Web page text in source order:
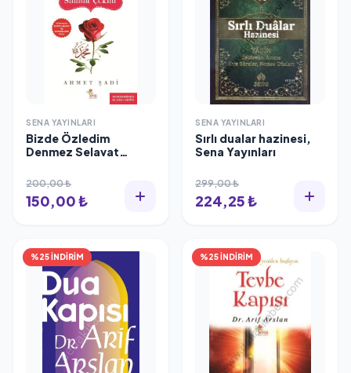
SENA YAYINLARI
Bizde Özledim
Denmez Selavat
200,00 ₺
150,00 ₺
SENA YAYINLARI
Sırlı dualar hazinesi,
Sena Yayınları
299,00 ₺
224,25 ₺
%25 İNDİRİM %25 İNDİRİM